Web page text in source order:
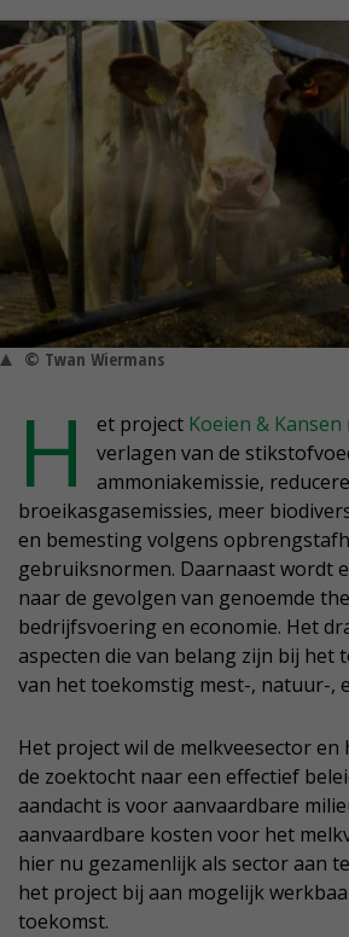
© Twan Wiermans
H et project Koeien & Kansen
verlagen van de
ammoniakemissie,
broeikasgasemissies, meer
en bemesting volgens
gebruiksnormen. Daarnaast wordt
naar de gevolgen van genoemde
bedrijfsvoering en economie. Het
aspecten die van belang zijn bij het
van het toekomstig mest-, natuur-,
Het project wil de melkveesector en
de zoektocht naar een effectief
aandacht is voor aanvaardbare
aanvaardbare kosten voor het
hier nu gezamenlijk als sector aan
het project bij aan mogelijk
toekomst.